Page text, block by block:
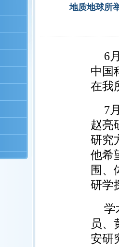
地质地球所
6
中国
在我
7
赵亮
研究
他希
围、
研学
学
员、
安研